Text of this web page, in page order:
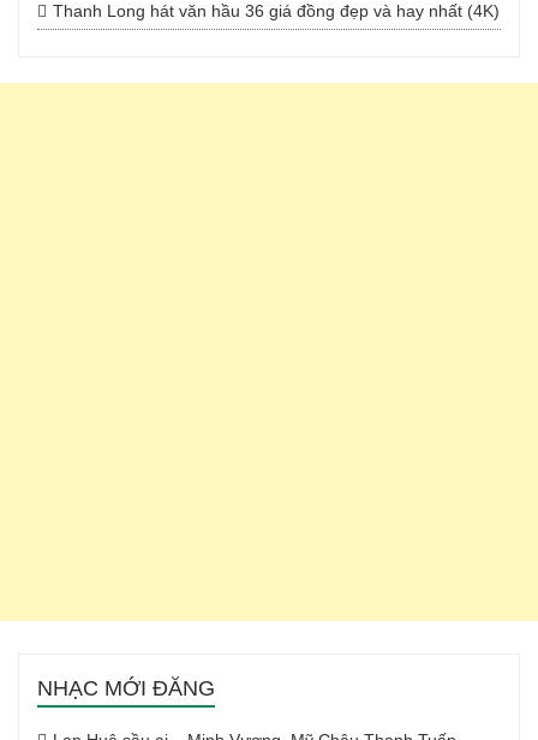
Thanh Long hát văn hầu 36 giá đồng đẹp và hay nhất (4K)
NHẠC MỚI ĐĂNG